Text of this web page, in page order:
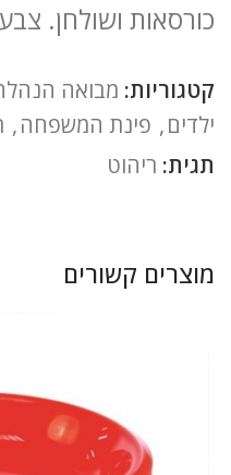
כורסאות ושולחן.
קטגוריות: מבואה
ילדים, פינת המשפחה,
תגית: ריהוט
מוצרים קשורים